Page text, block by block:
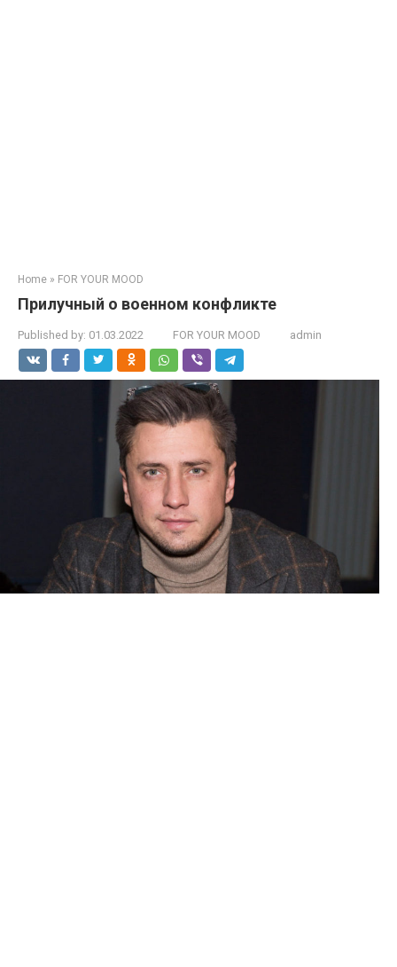
Home » FOR YOUR MOOD
Прилучный о военном конфликте
Published by: 01.03.2022 FOR YOUR MOOD admin